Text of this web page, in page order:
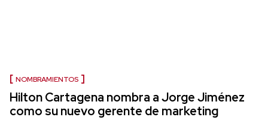
NOMBRAMIENTOS
Hilton Cartagena nombra a Jorge Jiménez
como su nuevo gerente de marketing